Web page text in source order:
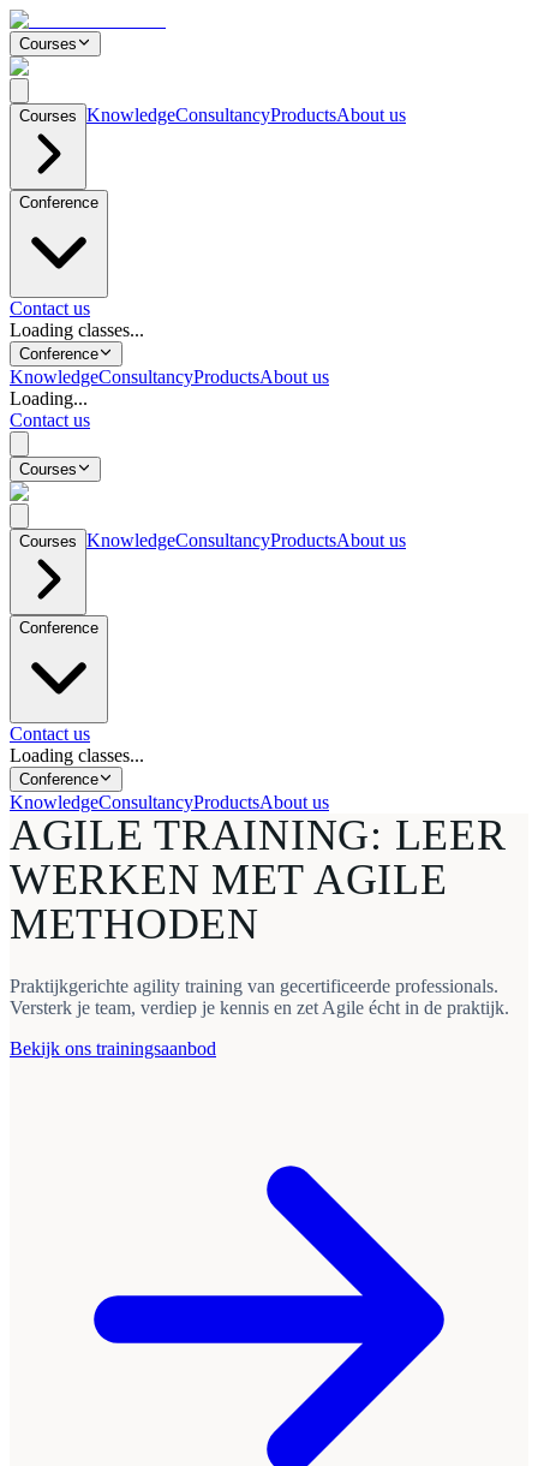
Courses
Courses KnowledgeConsultancyProductsAbout us
Conference
Contact us
Loading classes...
Conference
KnowledgeConsultancyProductsAbout us
Loading...
Contact us
Courses
Courses KnowledgeConsultancyProductsAbout us
Conference
Contact us
Loading classes...
Conference
KnowledgeConsultancyProductsAbout us
AGILE TRAINING: LEER
WERKEN MET AGILE
METHODEN
Praktijkgerichte agility training van gecertificeerde professionals.
Versterk je team, verdiep je kennis en zet Agile écht in de praktijk.
Bekijk ons trainingsaanbod